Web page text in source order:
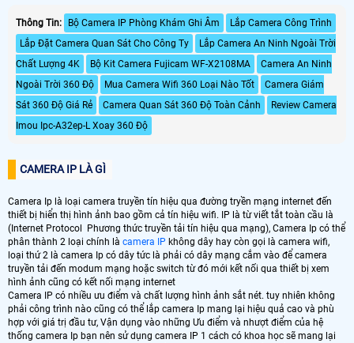
Thông Tin: Bộ Camera IP Phòng Khám Ghi Âm
Lắp Camera Công Trình
Lắp Đặt Camera Quan Sát Cho Công Ty
Lắp Camera An Ninh Ngoài Trời
Chất Lượng 4K
Bộ Kit Camera Fujicam WF-X2108MA
Camera An Ninh
Ngoài Trời 360 Độ
Mua Camera Wifi 360 Loại Nào Tốt
Camera Giám
Sát 360 Độ Giá Rẻ
Camera Quan Sát 360 Độ Toàn Cảnh
Review Camera
Imou Ipc-A32ep-L Xoay 360 Độ
CAMERA IP LÀ GÌ
Camera Ip là loại camera truyền tín hiệu qua đường tryền mạng internet đến
thiết bị hiển thị hình ảnh bao gồm cả tín hiệu wifi. IP là từ viết tắt toàn cầu là
(Internet Protocol Phương thức truyền tải tín hiệu qua mạng), Camera Ip có thể
phân thành 2 loại chính là camera IP không dây hay còn gọi là camera wifi,
loại thứ 2 là camera Ip có dây tức là phải có dây mạng cắm vào để camera
truyền tải đến modum mạng hoặc switch từ đó mới kết nối qua thiết bị xem
hình ảnh cũng có kết nối mạng internet
Camera IP có nhiều ưu điểm và chất lượng hình ảnh sắt nét. tuy nhiên không
phải công trình nào cũng có thể lắp camera Ip mang lại hiệu quả cao và phù
hợp với giá trị đầu tư, Vận dụng vào những Ưu điểm và nhượt điểm của hệ
thống camera Ip bạn nên sử dụng camera IP 1 cách có khoa học sẽ mang lại